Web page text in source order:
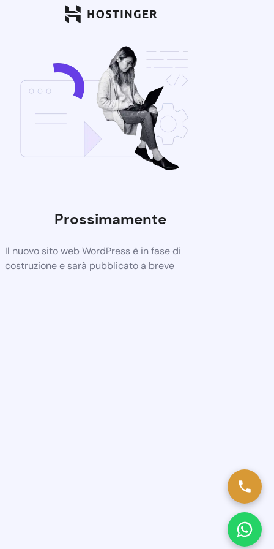
Prossimamente
Il nuovo sito web WordPress è in fase di
costruzione e sarà pubblicato a breve